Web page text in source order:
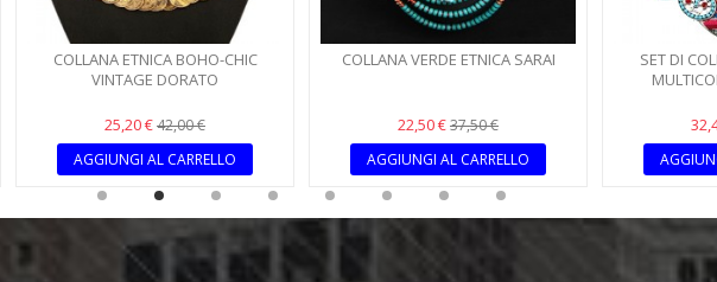
COLLANA ETNICA BOHO-CHIC
VINTAGE DORATO
25,20 €42,00 €
AGGIUNGI AL CARRELLO
COLLANA VERDE ETNICA SARAI
22,50 €37,50 €
AGGIUNGI AL CARRELLO
SET DI